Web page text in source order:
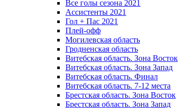
Все голы сезона 2021
Ассистенты 2021
Гол + Пас 2021
Плей-офф
Могилевская область
Гродненская область
Витебская область. Зона Восток
Витебская область. Зона Запад
Витебская область. Финал
Витебская область. 7-12 места
Брестская область. Зона Восток
Брестская область. Зона Запад